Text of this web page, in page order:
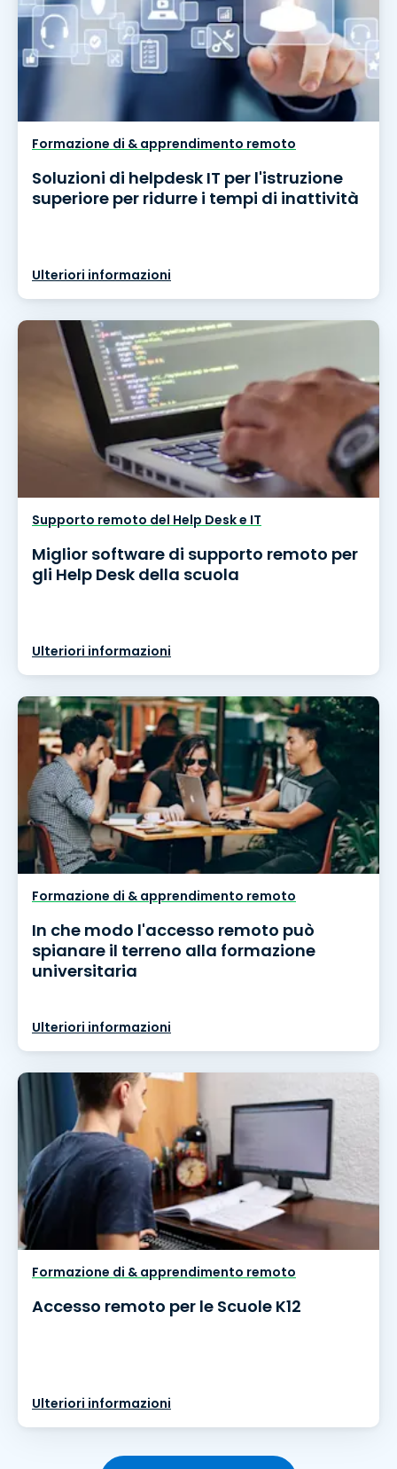
Formazione di & apprendimento remoto
Soluzioni di helpdesk IT per l'istruzione
superiore per ridurre i tempi di inattività
Ulteriori informazioni
Supporto remoto del Help Desk e IT
Miglior software di supporto remoto per
gli Help Desk della scuola
Ulteriori informazioni
Formazione di & apprendimento remoto
In che modo l'accesso remoto può
spianare il terreno alla formazione
universitaria
Ulteriori informazioni
Formazione di & apprendimento remoto
Accesso remoto per le Scuole K12
Ulteriori informazioni